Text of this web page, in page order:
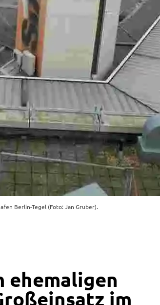
Berlin-Tegel (Foto: Jan Gruber).
ehemaligen
im